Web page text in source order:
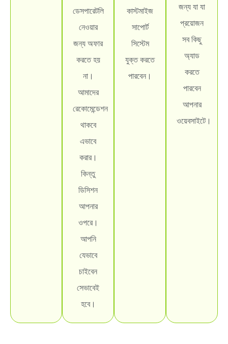
ডেসপারেটলি
নেওয়ার
জন্য অফার
করতে হয়
না।
আমাদের
রেকোমেন্ডেশন
থাকবে
এভাবে
করার।
কিন্তু
ডিসিশন
আপনার
ওপরে।
আপনি
যেভাবে
চাইবেন
সেভাবেই
হবে।
কাস্টমাইজ
সাপোর্ট
সিস্টেম
যুক্ত করতে
পারবেন।
জন্য যা যা
প্রয়োজন
সব কিছু
অ্যাড
করতে
পারবেন
আপনার
ওয়েবসাইটে।